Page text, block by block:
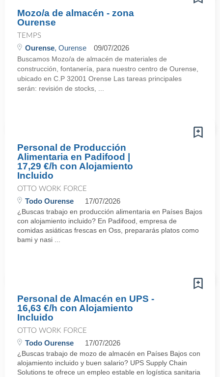
Mozo/a de almacén - zona
Ourense
TEMPS
Ourense, Ourense 09/07/2026
Buscamos Mozo/a de almacén de materiales de
construcción, fontanería, para nuestro centro de Ourense,
ubicado en C.P 32001 Orense Las tareas principales
serán: revisión de stocks, ...
Personal de Producción
Alimentaria en Padifood |
17,29 €/h con Alojamiento
Incluido
OTTO WORK FORCE
Todo Ourense 17/07/2026
¿Buscas trabajo en producción alimentaria en Países Bajos
con alojamiento incluido? En Padifood, empresa de
comidas asiáticas frescas en Oss, prepararás platos como
bami y nasi ...
Personal de Almacén en UPS -
16,63 €/h con Alojamiento
Incluido
OTTO WORK FORCE
Todo Ourense 17/07/2026
¿Buscas trabajo de mozo de almacén en Países Bajos con
alojamiento incluido y buen salario? UPS Supply Chain
Solutions te ofrece un empleo estable en logística sanitaria